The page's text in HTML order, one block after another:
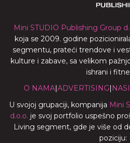
Mini STUDIO Publishing Group
koja se 2009. godine
segmentu, prateći trendove i
kulture i zabave, sa velikom
ishrani i
O NAMA|ADVERTISING|
U svojoj grupaciji, kompanija Mini
d.o.o. je svoj portfolio uspešno
Living segment, gde je više od
poziciju: